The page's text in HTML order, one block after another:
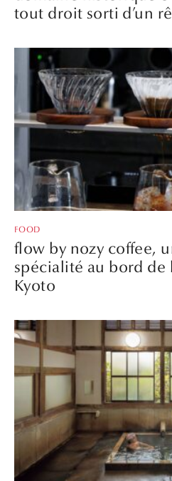
tout droit sorti d’un
FOOD
flow by nozy coffee,
spécialité au bord de
Kyoto